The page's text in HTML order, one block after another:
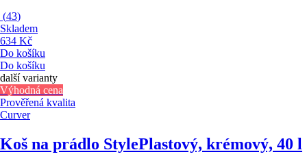
(43)
Skladem
634 Kč
Do košíku
Do košíku
další varianty
Výhodná cena
Prověřená kvalita
Curver
Koš na prádlo StylePlastový, krémový, 40 l